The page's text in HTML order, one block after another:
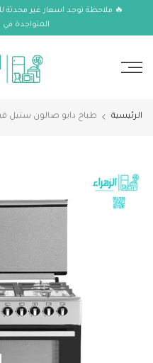
الانتقال🔥 ملاحظة توجد اسعار غير محدثة
المتواجدة في
الرئيسية طباخ دايو صالون ستيل قياس